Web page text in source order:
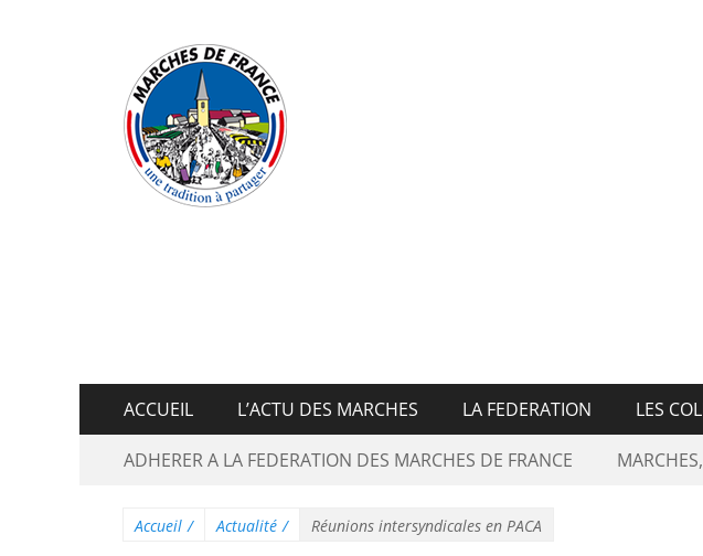
ACCUEIL L’ACTU DES MARCHES LA FEDERATION LES
ADHERER A LA FEDERATION DES MARCHES DE FRANCE
Accueil / Actualité / Réunions intersyndicales en PACA